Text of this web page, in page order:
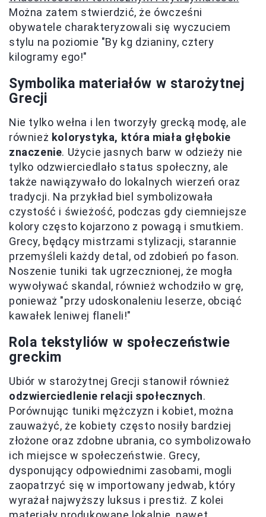
Można zatem stwierdzić, że ówcześni
obywatele charakteryzowali się wyczuciem
stylu na poziomie "By kg dzianiny, cztery
kilogramy ego!"
Symbolika materiałów w starożytnej
Grecji
Nie tylko wełna i len tworzyły grecką modę, ale
również kolorystyka, która miała głębokie
znaczenie. Użycie jasnych barw w odzieży nie
tylko odzwierciedlało status społeczny, ale
także nawiązywało do lokalnych wierzeń oraz
tradycji. Na przykład biel symbolizowała
czystość i świeżość, podczas gdy ciemniejsze
kolory często kojarzono z powagą i smutkiem.
Grecy, będący mistrzami stylizacji, starannie
przemyśleli każdy detal, od zdobień po fason.
Noszenie tuniki tak ugrzecznionej, że mogła
wywoływać skandal, również wchodziło w grę,
ponieważ "przy udoskonaleniu leserze, obciąć
kawałek leniwej flaneli!"
Rola tekstyliów w społeczeństwie
greckim
Ubiór w starożytnej Grecji stanowił również
odzwierciedlenie relacji społecznych.
Porównując tuniki mężczyzn i kobiet, można
zauważyć, że kobiety często nosiły bardziej
złożone oraz zdobne ubrania, co symbolizowało
ich miejsce w społeczeństwie. Grecy,
dysponujący odpowiednimi zasobami, mogli
zaopatrzyć się w importowany jedwab, który
wyrażał najwyższy luksus i prestiż. Z kolei